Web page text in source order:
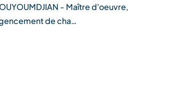
- Maître d'oeuvre,
de cha…